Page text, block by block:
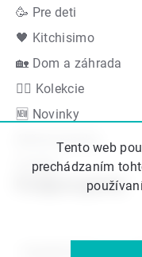
Tento web
prechádzaním
🥳 Pre deti
🖤 Kitchisimo
🏡 Dom a záhrada
👍🏻 Kolekcie
🆕 Novinky
Akčná ponuka
Značky
Podporujeme